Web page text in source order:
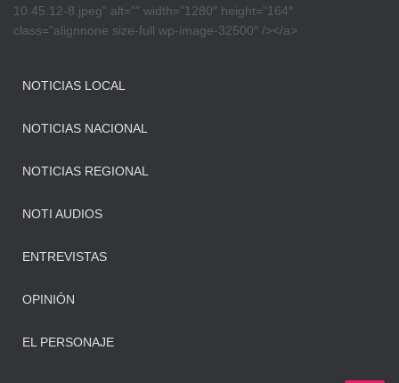
10.45.12-8.jpeg” alt=”” width=”1280″ height=”164″
class=”alignnone size-full wp-image-32500″ /></a>
NOTICIAS LOCAL
NOTICIAS NACIONAL
NOTICIAS REGIONAL
NOTI AUDIOS
ENTREVISTAS
OPINIÓN
EL PERSONAJE